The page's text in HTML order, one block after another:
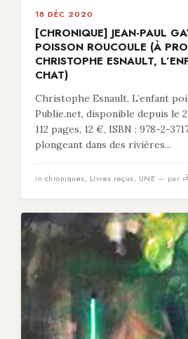
18 DÉC 2020
[CHRONIQUE] JEAN-PAUL
POISSON ROUCOULE (À
CHRISTOPHE ESNAULT,
CHAT)
Christophe Esnault, L’enfant
Publie.net, disponible depuis le
112 pages, 12 €, ISBN : 978-2-
plongeant dans des rivières...
in chroniques, Livres reçus, UNE — par